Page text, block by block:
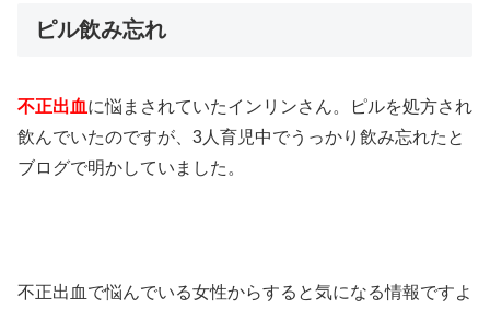
ピル飲み忘れ
不正出血に悩まされていたインリンさん。ピルを処方され
飲んでいたのですが、3人育児中でうっかり飲み忘れたと
ブログで明かしていました。
不正出血で悩んでいる女性からすると気になる情報ですよ